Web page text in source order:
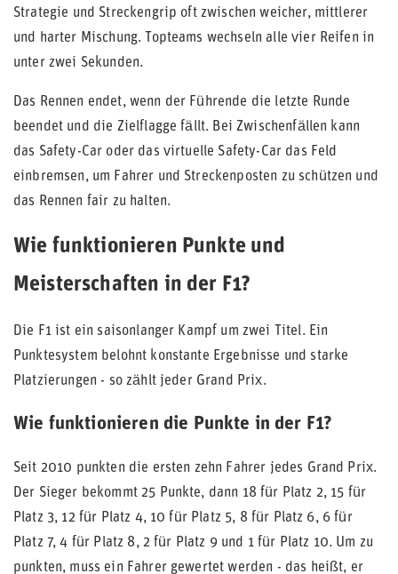
Strategie und Streckengrip oft zwischen weicher, mittlerer
und harter Mischung. Topteams wechseln alle vier Reifen in
unter zwei Sekunden.
Das Rennen endet, wenn der Führende die letzte Runde
beendet und die Zielflagge fällt. Bei Zwischenfällen kann
das Safety-Car oder das virtuelle Safety-Car das Feld
einbremsen, um Fahrer und Streckenposten zu schützen und
das Rennen fair zu halten.
Wie funktionieren Punkte und
Meisterschaften in der F1?
Die F1 ist ein saisonlanger Kampf um zwei Titel. Ein
Punktesystem belohnt konstante Ergebnisse und starke
Platzierungen - so zählt jeder Grand Prix.
Wie funktionieren die Punkte in der F1?
Seit 2010 punkten die ersten zehn Fahrer jedes Grand Prix.
Der Sieger bekommt 25 Punkte, dann 18 für Platz 2, 15 für
Platz 3, 12 für Platz 4, 10 für Platz 5, 8 für Platz 6, 6 für
Platz 7, 4 für Platz 8, 2 für Platz 9 und 1 für Platz 10. Um zu
punkten, muss ein Fahrer gewertet werden - das heißt, er